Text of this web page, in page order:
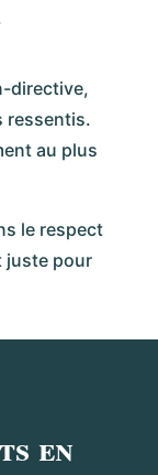
directive,
ressentis.
au plus
le respect
juste pour
en